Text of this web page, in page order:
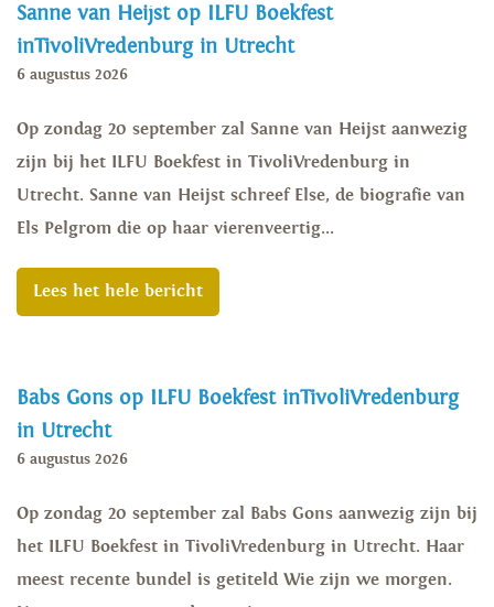
Sanne van Heijst op ILFU Boekfest
inTivoliVredenburg in Utrecht
6 augustus 2026
Op zondag 20 september zal Sanne van Heijst aanwezig
zijn bij het ILFU Boekfest in TivoliVredenburg in
Utrecht. Sanne van Heijst schreef Else, de biografie van
Els Pelgrom die op haar vierenveertig...
Lees het hele bericht
Babs Gons op ILFU Boekfest inTivoliVredenburg
in Utrecht
6 augustus 2026
Op zondag 20 september zal Babs Gons aanwezig zijn bij
het ILFU Boekfest in TivoliVredenburg in Utrecht. Haar
meest recente bundel is getiteld Wie zijn we morgen.